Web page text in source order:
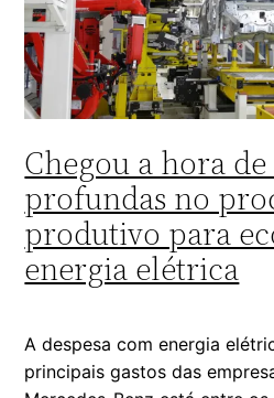
Chegou a hora
profundas no
produtivo para
energia elétrica
A despesa com energia
principais gastos das